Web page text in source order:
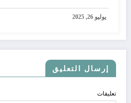
يوليو 26, 2025
إرسال التعليق
تعليقات